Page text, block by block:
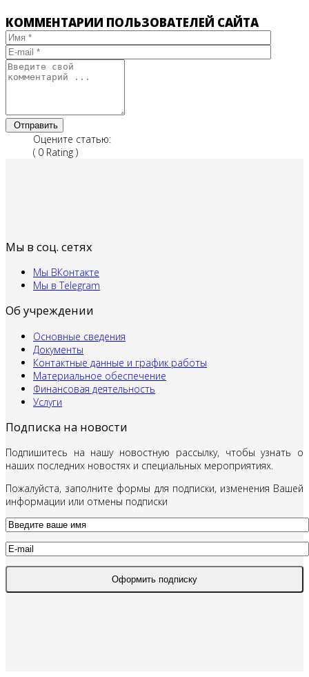
КОММЕНТАРИИ ПОЛЬЗОВАТЕЛЕЙ САЙТА
Отправить
Оцените статью:
( 0 Rating )
Мы в соц. сетях
Мы ВКонтакте
Мы в Telegram
Об учреждении
Основные сведения
Документы
Контактные данные и график работы
Материальное обеспечение
Финансовая деятельность
Услуги
Подписка на новости
Подпишитесь на нашу новостную рассылку, чтобы узнать о
наших последних новостях и специальных мероприятиях.
Пожалуйста, заполните формы для подписки, изменения Вашей
информации или отмены подписки